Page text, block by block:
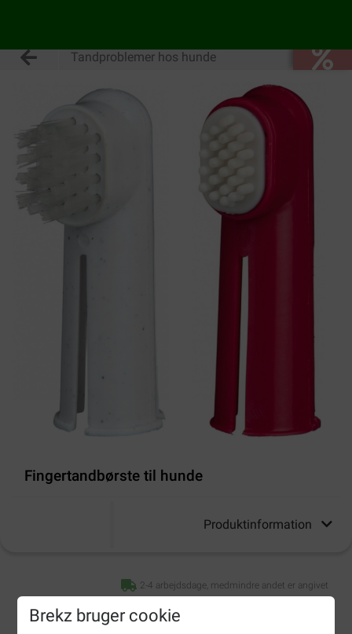
Brekz bruger cookie
Tandproblemer hos hunde
Fingertandbørste til hunde
Produktinformation
2-4 arbejdsdage, medmindre andet er angivet